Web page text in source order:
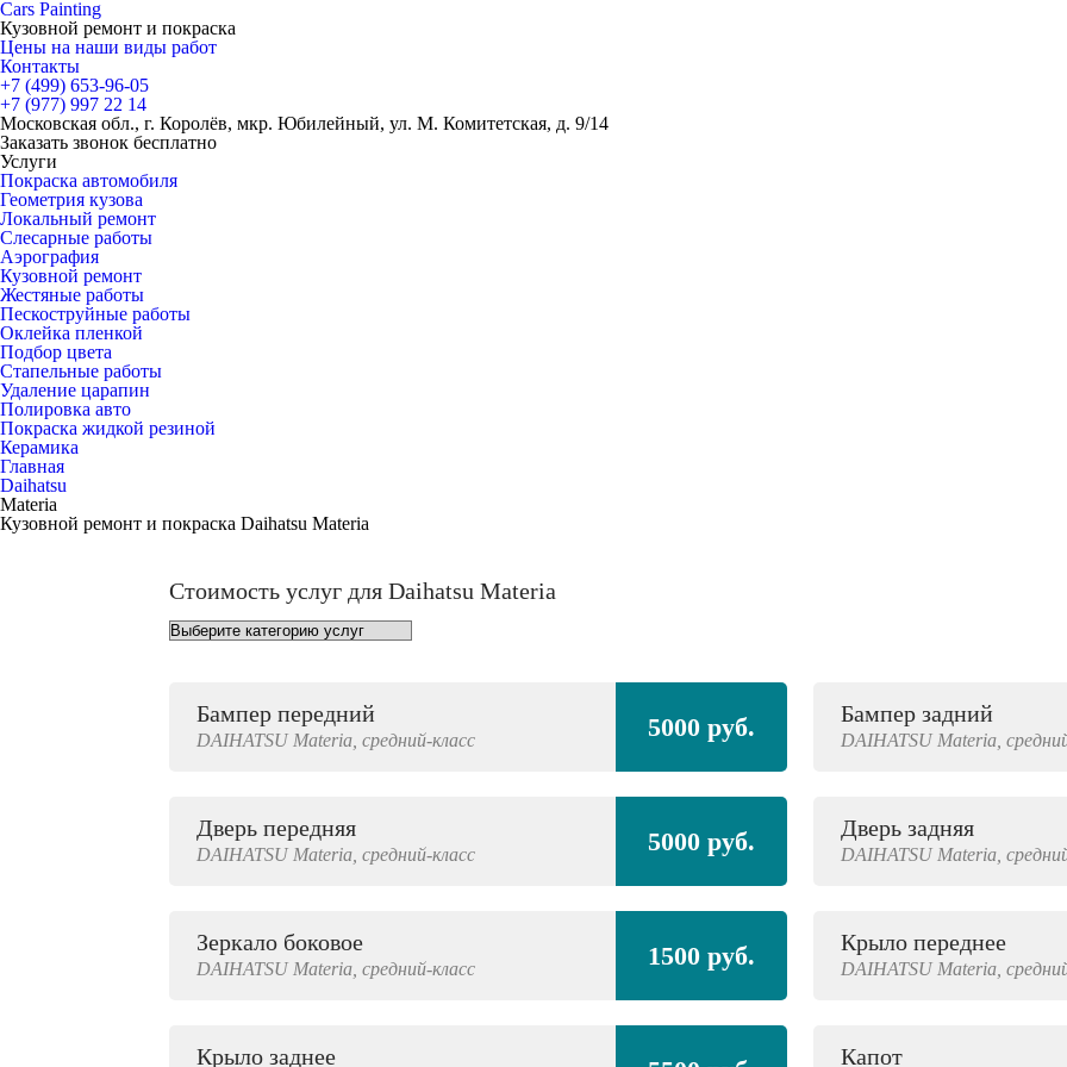
Cars Painting
Кузовной ремонт и покраска
Цены на наши виды работ
Контакты
+7 (499) 653-96-05
+7 (977) 997 22 14
Московская обл., г. Королёв, мкр. Юбилейный, ул. М. Комитетская, д. 9/14
Заказать звонок бесплатно
Услуги
Покраска автомобиля
Геометрия кузова
Локальный ремонт
Слесарные работы
Аэрография
Кузовной ремонт
Жестяные работы
Пескоструйные работы
Оклейка пленкой
Подбор цвета
Стапельные работы
Удаление царапин
Полировка авто
Покраска жидкой резиной
Керамика
Главная
Daihatsu
Materia
Кузовной ремонт и покраска Daihatsu Materia
Стоимость услуг для Daihatsu Materia
Бампер передний
DAIHATSU Materia, средний-класс 5000 руб. Бампер задний
DAIHATSU Materia,
Дверь передняя
DAIHATSU Materia, средний-класс 5000 руб. Дверь задняя
DAIHATSU Materia,
Зеркало боковое
DAIHATSU Materia, средний-класс 1500 руб. Крыло переднее
DAIHATSU Materia,
Крыло заднее Капот